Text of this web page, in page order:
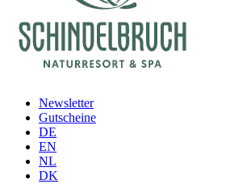
Newsletter
Gutscheine
DE
EN
NL
DK